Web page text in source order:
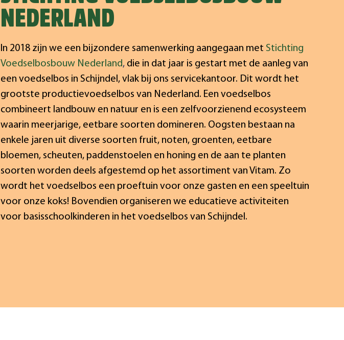
NEDERLAND
In 2018 zijn we een bijzondere samenwerking aangegaan met Stichting
Voedselbosbouw Nederland, die in dat jaar is gestart met de aanleg van
een voedselbos in Schijndel, vlak bij ons servicekantoor. Dit wordt het
grootste productievoedselbos van Nederland. Een voedselbos
combineert landbouw en natuur en is een zelfvoorzienend ecosysteem
waarin meerjarige, eetbare soorten domineren. Oogsten bestaan na
enkele jaren uit diverse soorten fruit, noten, groenten, eetbare
bloemen, scheuten, paddenstoelen en honing en de aan te planten
soorten worden deels afgestemd op het assortiment van Vitam. Zo
wordt het voedselbos een proeftuin voor onze gasten en een speeltuin
voor onze koks! Bovendien organiseren we educatieve activiteiten
voor basisschoolkinderen in het voedselbos van Schijndel.